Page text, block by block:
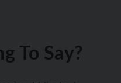
To Say?